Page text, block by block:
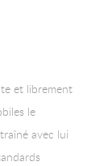
et librement
le
avec lui